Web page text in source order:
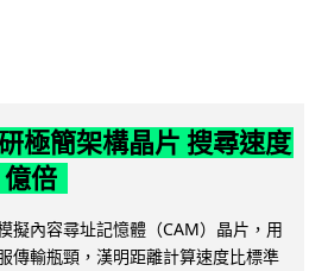
極簡架構晶片 搜尋速度
倍
擬內容尋址記憶體（CAM）晶片，用
傳輸瓶頸，漢明距離計算速度比標準